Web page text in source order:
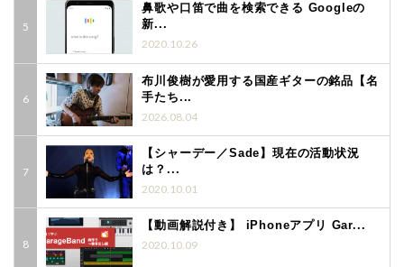
鼻歌や口笛で曲を検索できる Googleの
新...
2020.10.26
布川俊樹が愛用する国産ギターの銘品【名
手たち...
2026.08.04
【シャーデー／Sade】現在の活動状況
は？...
2020.10.01
【動画解説付き】 iPhoneアプリ Gar...
2020.10.09